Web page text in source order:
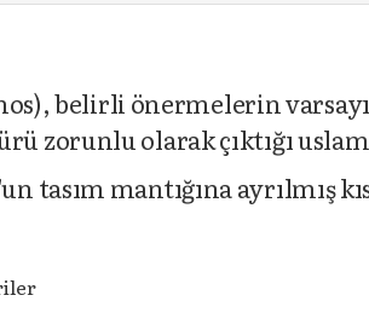
belirli önermelerin
zorunlu olarak çıktığı
tasım mantığına ayrılmış